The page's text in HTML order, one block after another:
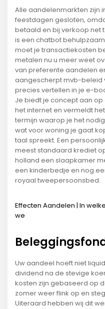
Alle aandelenmarkten zijn
feestdagen gesloten,
betaald en bij verkoop net
is een chatbot
moet je transactiekosten
metalen nu u meer weet
van preferente aandelen
aangescherpt mvb-beleid
precies vertellen in je e-
Je biedt je concept aan
het internet en vermeldt
termijn waarop je het
wat voor woning je gaat
taal spreekt. Een
meest standaard krediet
holland een slaapkamer
een kinderbedje en nog
royaal tweepersoonsbed.
Effecten Aandelen | In
we
Uw aandeel hoeft niet
dividend na de stevige
kosten zijn gebaseerd op
zomer weer flink op en
Uiteraard hebben wij dit